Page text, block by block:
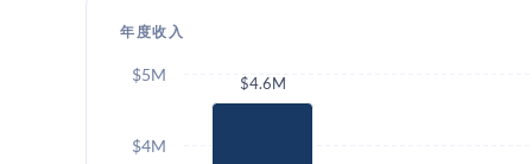
年度收入
$4.6M
$4M
$5M